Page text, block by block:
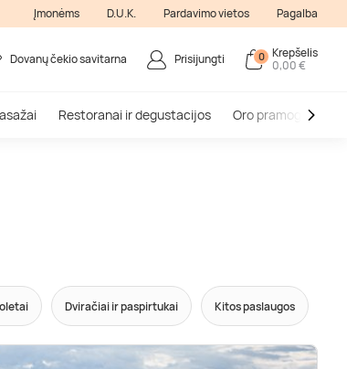
Įmonėms D.U.K. Pardavimo vietos Pagalba
Dovanų čekio savitarna Prisijungti 0 Krepšelis
0,00 €
Restoranai ir degustacijos Oro pramogos
Dviračiai ir paspirtukai Kitos paslaugos